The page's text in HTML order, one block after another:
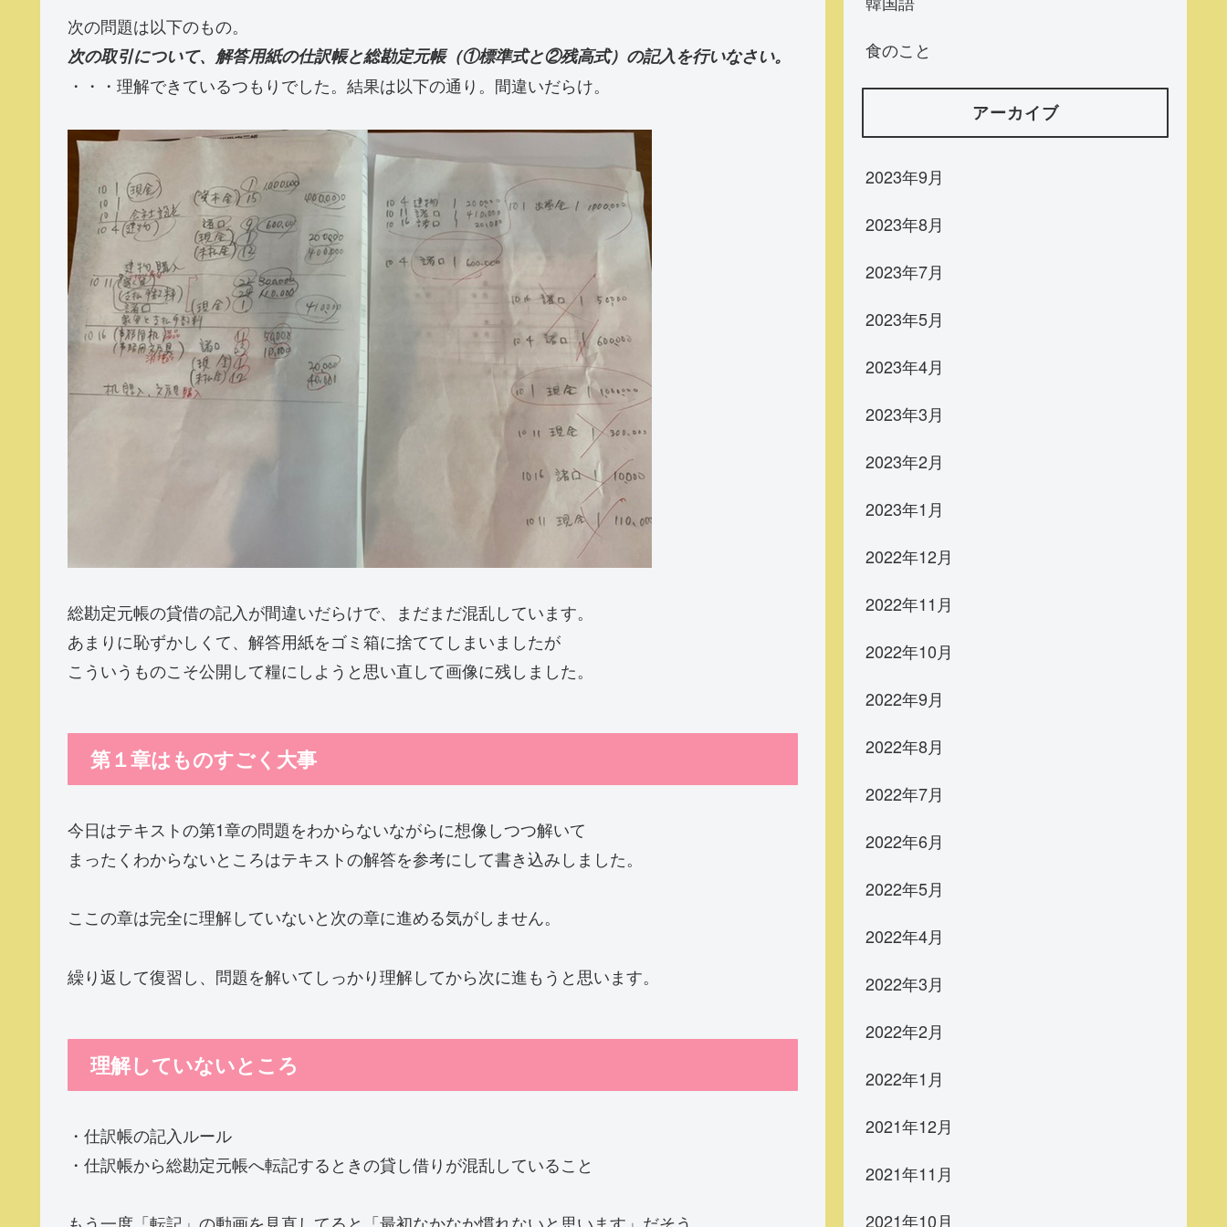
次の問題は以下のもの。
次の取引について、解答用紙の仕訳帳と総勘定元帳（①標準式と②残高式）の記入を行いなさい。
・・・理解できているつもりでした。結果は以下の通り。間違いだらけ。
総勘定元帳の貸借の記入が間違いだらけで、まだまだ混乱しています。
あまりに恥ずかしくて、解答用紙をゴミ箱に捨ててしまいましたが
こういうものこそ公開して糧にしようと思い直して画像に残しました。
第１章はものすごく大事
今日はテキストの第1章の問題をわからないながらに想像しつつ解いて
まったくわからないところはテキストの解答を参考にして書き込みしました。
ここの章は完全に理解していないと次の章に進める気がしません。
繰り返して復習し、問題を解いてしっかり理解してから次に進もうと思います。
理解していないところ
・仕訳帳の記入ルール
・仕訳帳から総勘定元帳へ転記するときの貸し借りが混乱していること
食のこと
アーカイブ
2023年9月
2023年8月
2023年7月
2023年5月
2023年4月
2023年3月
2023年2月
2023年1月
2022年12月
2022年11月
2022年10月
2022年9月
2022年8月
2022年7月
2022年6月
2022年5月
2022年4月
2022年3月
2022年2月
2022年1月
2021年12月
2021年11月
2021年10月